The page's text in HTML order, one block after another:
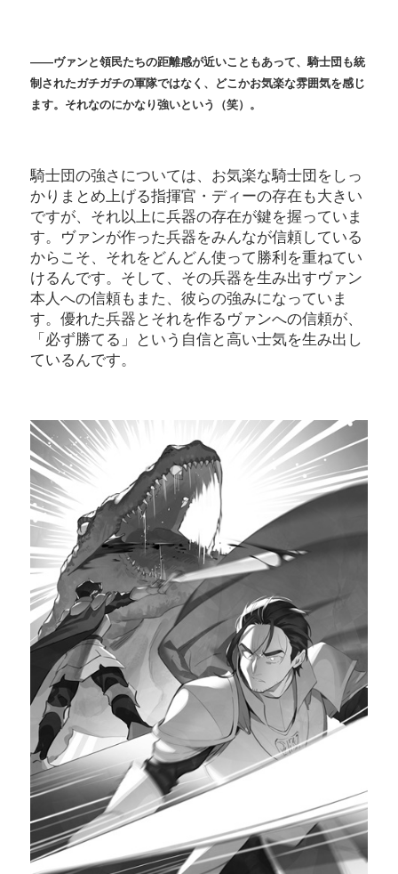
――ヴァンと領民たちの距離感が近いこともあって、騎士団も統
制されたガチガチの軍隊ではなく、どこかお気楽な雰囲気を感じ
ます。それなのにかなり強いという（笑）。
騎士団の強さについては、お気楽な騎士団をしっ
かりまとめ上げる指揮官・ディーの存在も大きい
ですが、それ以上に兵器の存在が鍵を握っていま
す。ヴァンが作った兵器をみんなが信頼している
からこそ、それをどんどん使って勝利を重ねてい
けるんです。そして、その兵器を生み出すヴァン
本人への信頼もまた、彼らの強みになっていま
す。優れた兵器とそれを作るヴァンへの信頼が、
「必ず勝てる」という自信と高い士気を生み出し
ているんです。